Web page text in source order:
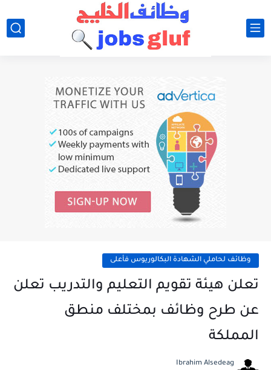
وظائف لحاملي الشهادة البكالوريوس فأعلى
تعلن هيئة تقويم التعليم والتدريب تعلن
عن طرح وظائف بمختلف منطق
المملكة
Ibrahim Alsedeag